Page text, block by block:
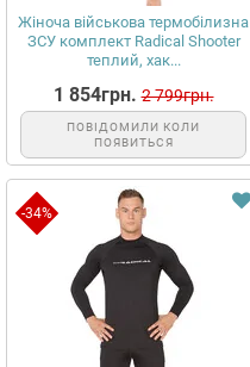
Жіноча військова термобілизна
ЗСУ комплект Radical Shooter
теплий, хак...
1 854грн. 2 799грн.
ПОВІДОМИЛИ КОЛИ
ПОЯВИТЬСЯ
-34%